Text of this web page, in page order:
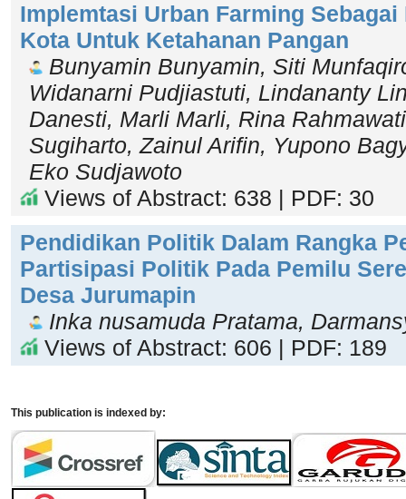
Implemtasi Urban Farming
Kota Untuk Ketahanan Pangan
Bunyamin Bunyamin, Siti
Widanarni Pudjiastuti, Lindananty
Danesti, Marli Marli, Rina
Sugiharto, Zainul Arifin, Yupono
Eko Sudjawoto
Views of Abstract: 638 | PDF: 30
Pendidikan Politik Dalam Rangka
Partisipasi Politik Pada Pemilu
Desa Jurumapin
Inka nusamuda Pratama,
Views of Abstract: 606 | PDF: 189
This publication is indexed by: